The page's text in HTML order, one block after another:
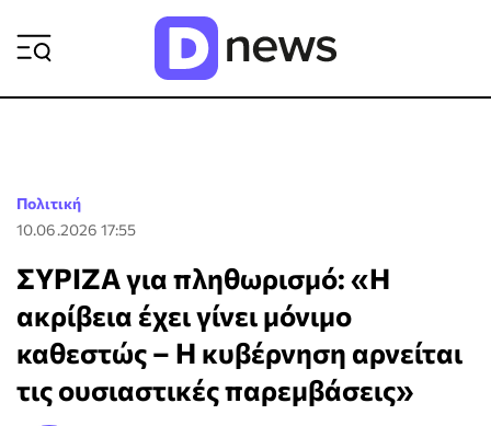
Πολιτική
10.06.2026 17:55
ΣΥΡΙΖΑ για πληθωρισμό: «Η
ακρίβεια έχει γίνει μόνιμο
καθεστώς – Η κυβέρνηση αρνείται
τις ουσιαστικές παρεμβάσεις»